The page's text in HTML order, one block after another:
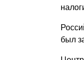
был